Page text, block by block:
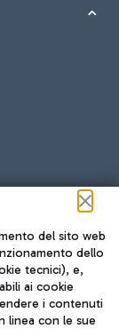
del sito web
dello
tecnici), e,
ai cookie
i contenuti
linea con le sue